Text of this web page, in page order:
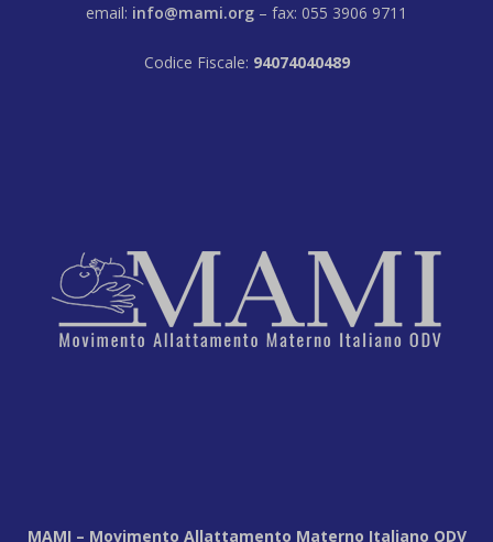
email: info@mami.org – fax: 055 3906 9711
Codice Fiscale: 94074040489
MAMI – Movimento Allattamento Materno Italiano ODV